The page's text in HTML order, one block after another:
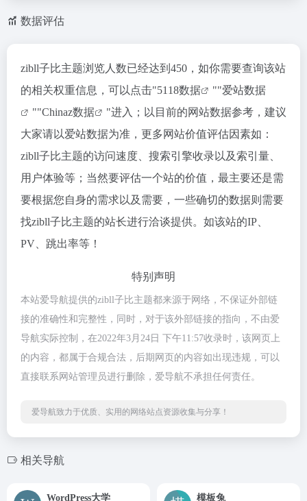
数据评估
zibll子比主题浏览人数已经达到450，如你需要查询该站
的相关权重信息，可以点击"5118数据 ""爱站数据
""Chinaz数据
"进入；以目前的网站数据参考，建议
大家请以爱站数据为准，更多网站价值评估因素如：
zibll子比主题的访问速度、搜索引擎收录以及索引量、
用户体验等；当然要评估一个站的价值，最主要还是需
要根据您自身的需求以及需要，一些确切的数据则需要
找zibll子比主题的站长进行洽谈提供。如该站的IP、
PV、跳出率等！
特别声明
本站爱导航提供的zibll子比主题都来源于网络，不保证外部链
接的准确性和完整性，同时，对于该外部链接的指向，不由爱
导航实际控制，在2022年3月24日 下午11:57收录时，该网页上
的内容，都属于合规合法，后期网页的内容如出现违规，可以
直接联系网站管理员进行删除，爱导航不承担任何责任。
爱导航致力于优质、实用的网络站点资源收集与分享！
相关导航
WordPress大学 模板兔